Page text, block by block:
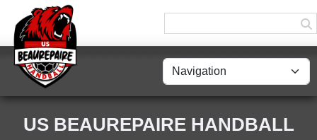
US BEAUREPAIRE HANDBALL
Panneau de gestion des cookies